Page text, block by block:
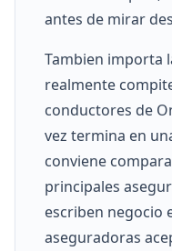
antes de mirar
Tambien importa
realmente
conductores de
vez termina en
conviene
principales
escriben negocio
aseguradoras